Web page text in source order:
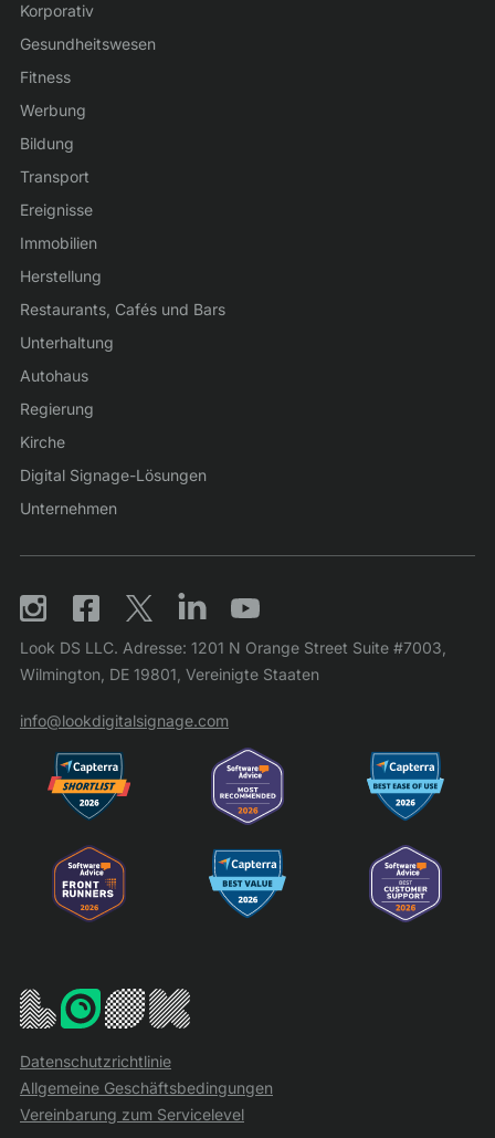
Korporativ
Gesundheitswesen
Fitness
Werbung
Bildung
Transport
Ereignisse
Immobilien
Herstellung
Restaurants, Cafés und Bars
Unterhaltung
Autohaus
Regierung
Kirche
Digital Signage-Lösungen
Unternehmen
Look DS LLC. Adresse: 1201 N Orange Street Suite #7003,
Wilmington, DE 19801, Vereinigte Staaten
info@lookdigitalsignage.com
Datenschutzrichtlinie
Allgemeine Geschäftsbedingungen
Vereinbarung zum Servicelevel